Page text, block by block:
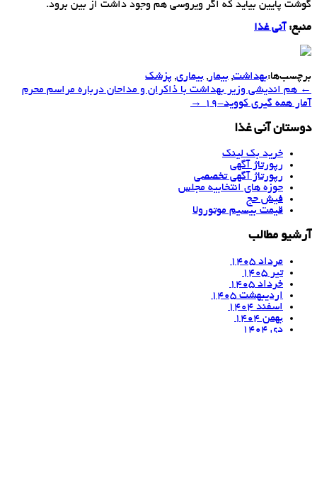
گوشت پایین بیاید که اگر ویروسی هم وجود داشت از بین برود.
منبع: آنی غذا
برچسب‌ها:بهداشت, بیمار , بیماری, پزشك
Post
navigation
← هم اندیشی وزیر بهداشت با ذاكران و مداحان درباره مراسم محرم
آمار همه گیری كووید-۱۹
→
دوستان آنی غذا
خرید بک لینک
رپورتاژ آگهی
رپورتاژ آگهی تخصصی
حوزه های انتخابیه مجلس
فیش حج
قیمت بیسیم موتورولا
آرشیو مطالب
مرداد ۱۴۰۵
تیر ۱۴۰۵
خرداد ۱۴۰۵
اردیبهشت ۱۴۰۵
اسفند ۱۴۰۴
بهمن ۱۴۰۴
دی ۱۴۰۴